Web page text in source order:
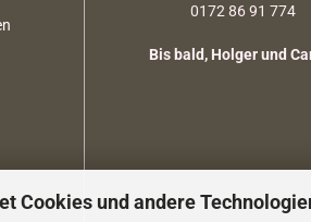
Cookies und andere
0172 86 91 774
Bis bald, Holger und